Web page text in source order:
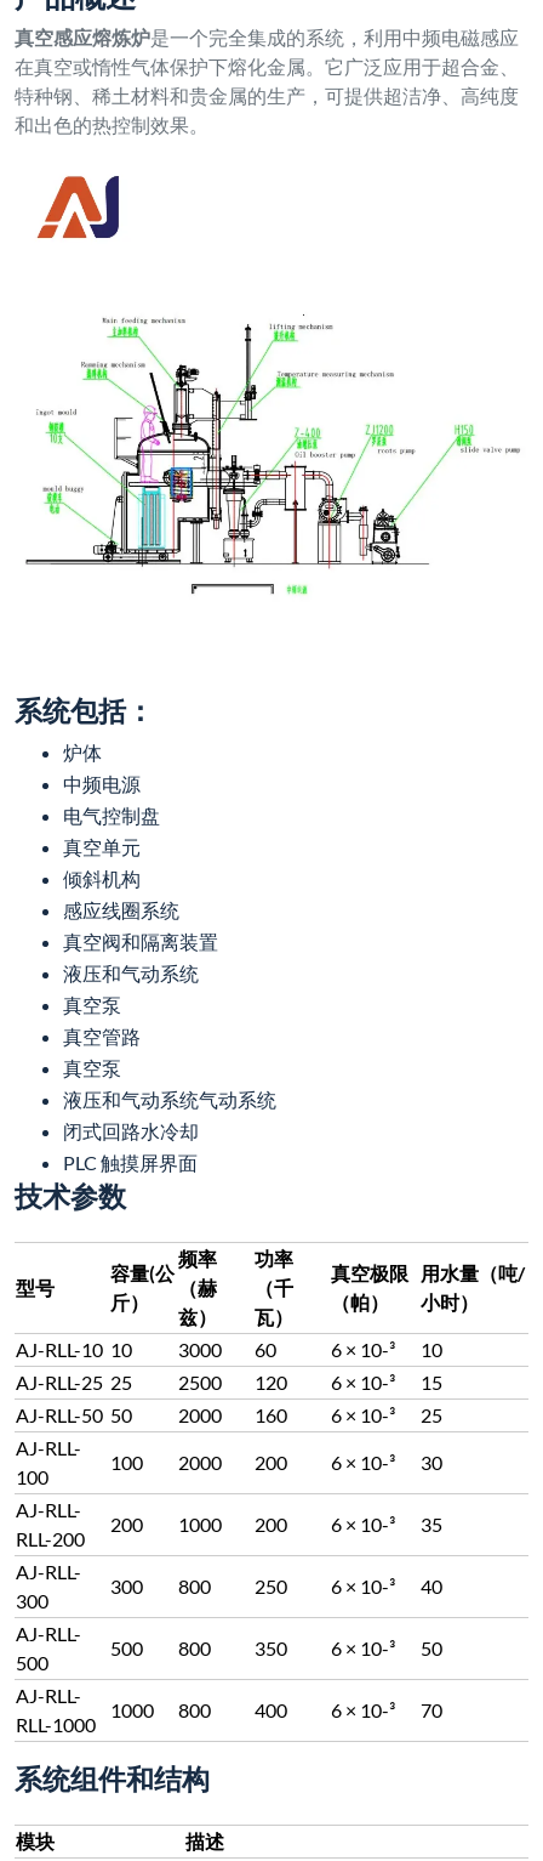
真空感应熔炼炉是一个完全集成的系统，利用中频电磁感应
在真空或惰性气体保护下熔化金属。它广泛应用于超合金、
特种钢、稀土材料和贵金属的生产，可提供超洁净、高纯度
和出色的热控制效果。
系统包括：
炉体
中频电源
电气控制盘
真空单元
倾斜机构
感应线圈系统
真空阀和隔离装置
液压和气动系统
真空泵
真空管路
真空泵
液压和气动系统气动系统
闭式回路水冷却
PLC 触摸屏界面
技术参数
型号
容量(公
斤）
频率
（赫
兹）
功率
（千
瓦）
真空极限
（帕）
用水量（吨/
小时）
AJ-RLL-10 10 3000 60 6 × 10-³
10
AJ-RLL-25 25 2500 120 6 × 10-³
15
AJ-RLL-50 50 2000 160 6 × 10-³
25
AJ-RLL-
100
100 2000 200 6 × 10-³ 30
AJ-RLL-
RLL-200
200 1000 200 6 × 10-³ 35
AJ-RLL-
300
300 800 250 6 × 10-³ 40
AJ-RLL-
500
500 800 350 6 × 10-³ 50
AJ-RLL-
RLL-1000
1000 800 400 6 × 10-³ 70
系统组件和结构
模块
描述